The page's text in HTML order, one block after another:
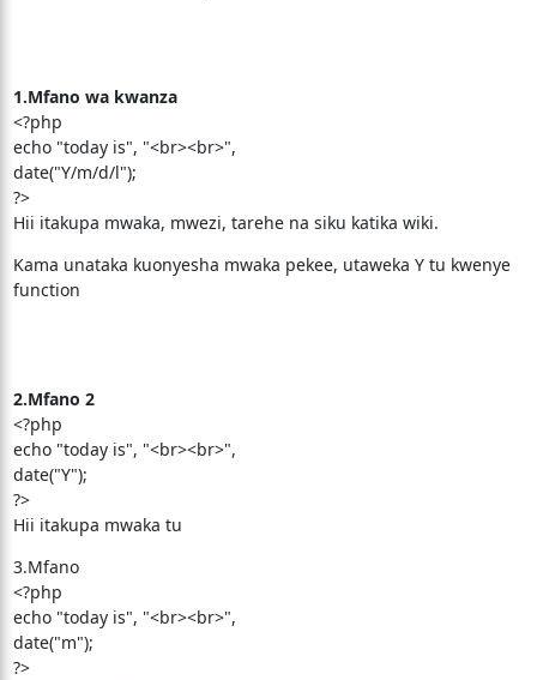
1.Mfano wa kwanza
<?php
echo "today is", "<br><br>",
date("Y/m/d/l");
?>
Hii itakupa mwaka, mwezi, tarehe na siku katika wiki.
Kama unataka kuonyesha mwaka pekee, utaweka Y tu kwenye
function
2.Mfano 2
<?php
echo "today is", "<br><br>",
date("Y");
?>
Hii itakupa mwaka tu
3.Mfano
<?php
echo "today is", "<br><br>",
date("m");
?>